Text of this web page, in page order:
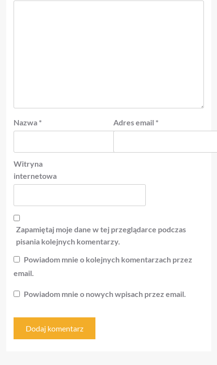
Nazwa * Adres email *
Witryna
internetowa
Zapamiętaj moje dane w tej przeglądarce podczas
pisania kolejnych komentarzy.
Powiadom mnie o kolejnych komentarzach przez
email.
Powiadom mnie o nowych wpisach przez email.